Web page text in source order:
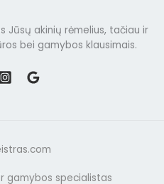
Jūsų akinių rėmelius, tačiau ir
bei gamybos klausimais.
gamybos specialistas